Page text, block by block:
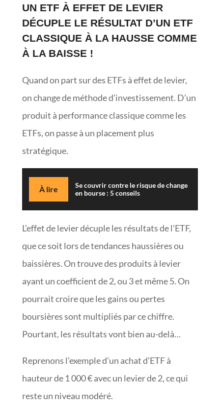
UN ETF À EFFET DE LEVIER
DÉCUPLE LE RÉSULTAT D’UN ETF
CLASSIQUE À LA HAUSSE COMME
À LA BAISSE !
Quand on part sur des ETFs à effet de levier,
on change de méthode d’investissement. D’un
produit à performance classique comme les
ETFs, on passe à un placement plus
stratégique.
À lire
Se couvrir contre le risque de change
en bourse : 5 conseils
L’effet de levier décuple les résultats de l’ETF,
que ce soit lors de tendances haussières ou
baissières. On trouve des produits à levier
ayant un coefficient de 2, ou 3 et même 5. On
pourrait croire que les gains ou pertes
boursières sont multipliés par ce chiffre.
Pourtant, les résultats vont bien au-delà…
Reprenons l’exemple d’un achat d’ETF à
hauteur de 1 000 € avec un levier de 2, ce qui
reste un niveau modéré.